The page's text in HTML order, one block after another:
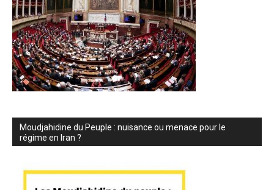
Moudjahidine du Peuple : nuisance ou menace pour le
régime en Iran ?